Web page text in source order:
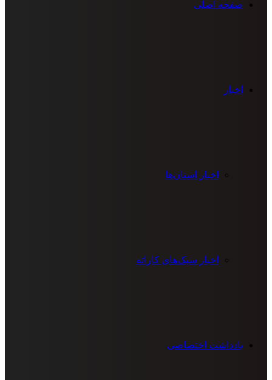
صفحه اصلی
اخبار
اخبار استان‌ها
اخبار سبک‌های کاراته
یادداشت اختصاصی